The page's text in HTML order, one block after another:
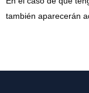
también aparecerán